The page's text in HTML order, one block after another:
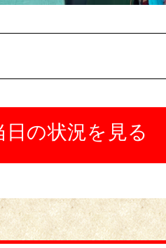
日の状況を見る